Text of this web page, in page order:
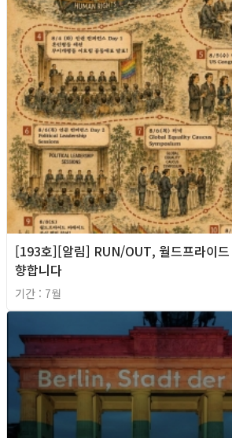
[193호][알림] RUN/OUT, 월드프라이드
향합니다
기간 : 7월